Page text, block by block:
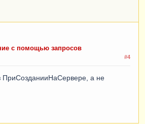
с помощью запросов
#4
ПриСозданииНаСервере, а не